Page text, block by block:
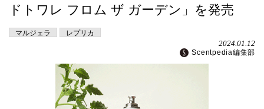
ドトワレ フロム ザ ガーデン」を発売
マルジェラ レプリカ
2024.01.12
Scentpedia編集部